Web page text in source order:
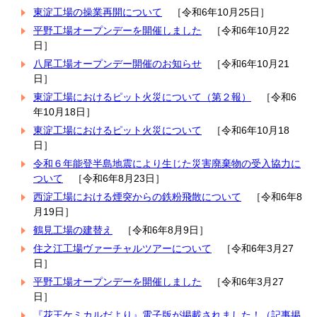
東淀工場の操業再開について ［令和6年10月25日］
平野工場オープンデーを開催しました ［令和6年10月22
日］
八尾工場オープンデー開催のお知らせ ［令和6年10月21
日］
東淀工場におけるピット火災について（第２報）
［令和6
年10月18日］
東淀工場におけるピット火災について ［令和6年10月18
日］
令和６年能登半島地震により生じた災害廃棄物の受入協力に
ついて ［令和6年8月23日］
西淀工場における煙突からの鉄粉飛散について ［令和6年8
月19日］
鶴見工場の建替え
［令和6年8月9日］
住之江工場ヴァーチャルツアーについて ［令和6年3月27
日］
平野工場オープンデーを開催しました ［令和6年3月27
日］